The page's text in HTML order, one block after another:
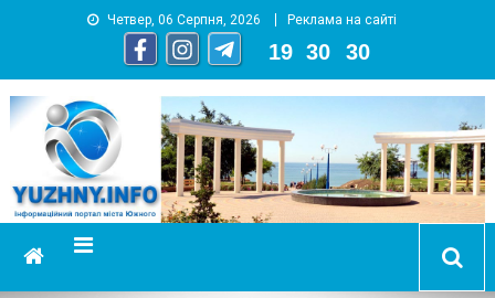
Четвер, 06 Серпня, 2026 Реклама на сайті
19 30 31
YUZHNY.INFO
информационный портал города Южный